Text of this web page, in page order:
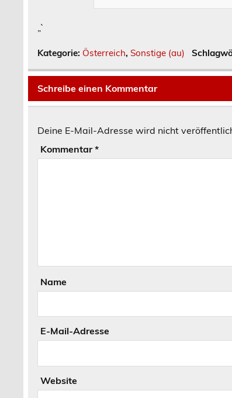
„`
Kategorie: Österreich, Sonstige (au)
Schreibe einen Kommentar
Deine E-Mail-Adresse wird nicht
Kommentar*
Name
E-Mail-Adresse
Website